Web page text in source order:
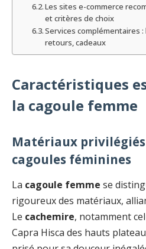
Les sites e-commerce
et critères de choix
Services complémentaires :
retours, cadeaux
Caractéristiques
la cagoule femme
Matériaux
cagoules féminines
La cagoule femme se
rigoureux des matériaux,
Le cachemire, notamment
Capra Hisca des hauts